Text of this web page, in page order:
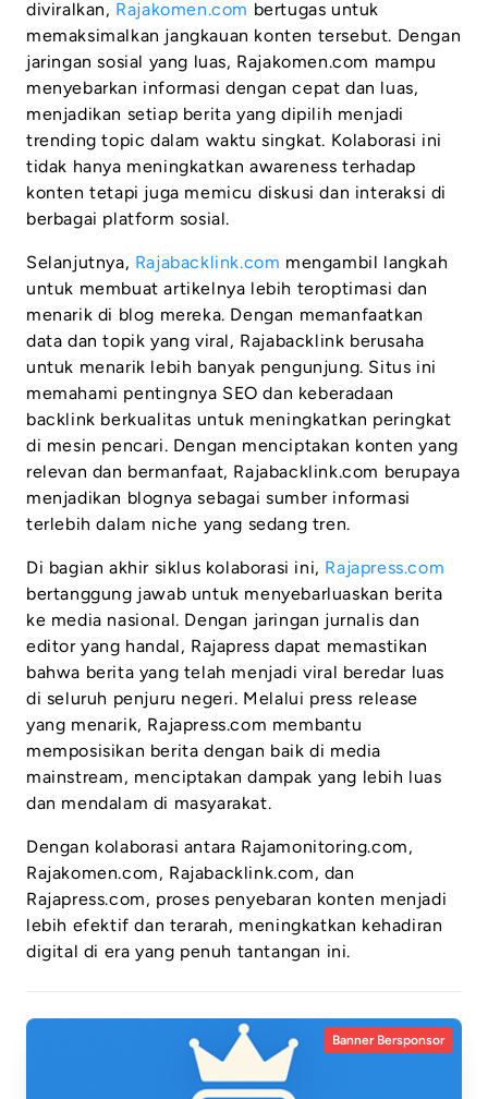
diviralkan, Rajakomen.com bertugas untuk
memaksimalkan jangkauan konten tersebut. Dengan
jaringan sosial yang luas, Rajakomen.com mampu
menyebarkan informasi dengan cepat dan luas,
menjadikan setiap berita yang dipilih menjadi
trending topic dalam waktu singkat. Kolaborasi ini
tidak hanya meningkatkan awareness terhadap
konten tetapi juga memicu diskusi dan interaksi di
berbagai platform sosial.
Selanjutnya, Rajabacklink.com mengambil langkah
untuk membuat artikelnya lebih teroptimasi dan
menarik di blog mereka. Dengan memanfaatkan
data dan topik yang viral, Rajabacklink berusaha
untuk menarik lebih banyak pengunjung. Situs ini
memahami pentingnya SEO dan keberadaan
backlink berkualitas untuk meningkatkan peringkat
di mesin pencari. Dengan menciptakan konten yang
relevan dan bermanfaat, Rajabacklink.com berupaya
menjadikan blognya sebagai sumber informasi
terlebih dalam niche yang sedang tren.
Di bagian akhir siklus kolaborasi ini, Rajapress.com
bertanggung jawab untuk menyebarluaskan berita
ke media nasional. Dengan jaringan jurnalis dan
editor yang handal, Rajapress dapat memastikan
bahwa berita yang telah menjadi viral beredar luas
di seluruh penjuru negeri. Melalui press release
yang menarik, Rajapress.com membantu
memposisikan berita dengan baik di media
mainstream, menciptakan dampak yang lebih luas
dan mendalam di masyarakat.
Dengan kolaborasi antara Rajamonitoring.com,
Rajakomen.com, Rajabacklink.com, dan
Rajapress.com, proses penyebaran konten menjadi
lebih efektif dan terarah, meningkatkan kehadiran
digital di era yang penuh tantangan ini.
Banner Bersponsor